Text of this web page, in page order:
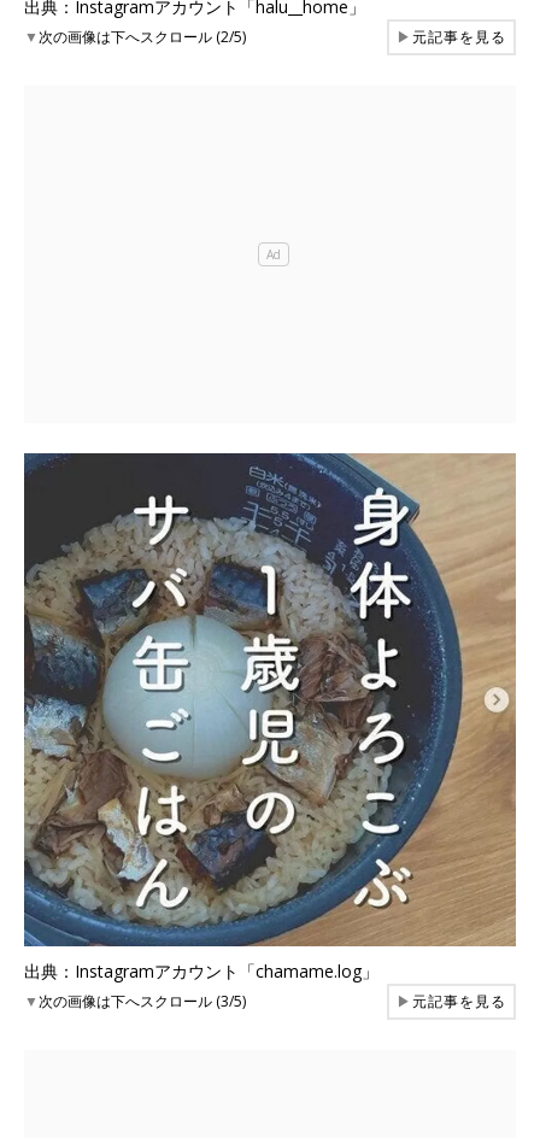
出典：Instagramアカウント「halu__home」
▼次の画像は下へスクロール (2/5) ▶元記事を見る
出典：Instagramアカウント「chamame.log」
▼次の画像は下へスクロール (3/5) ▶元記事を見る